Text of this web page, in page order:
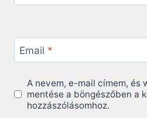
Email *
A nevem, e-mail címem, és
mentése a böngészőben a
hozzászólásomhoz.